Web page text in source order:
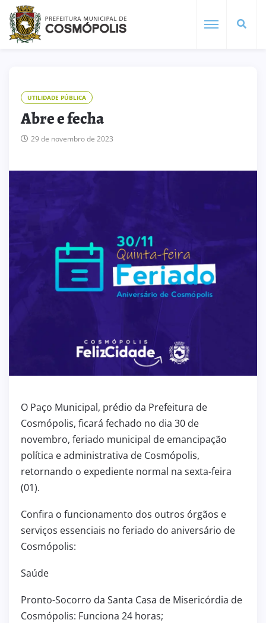
UTILIDADE PÚBLICA
Abre e fecha
29 de novembro de 2023
O Paço Municipal, prédio da Prefeitura de
Cosmópolis, ficará fechado no dia 30 de
novembro, feriado municipal de emancipação
política e administrativa de Cosmópolis,
retornando o expediente normal na sexta-feira
(01).
Confira o funcionamento dos outros órgãos e
serviços essenciais no feriado do aniversário de
Cosmópolis:
Saúde
Pronto-Socorro da Santa Casa de Misericórdia de
Cosmópolis: Funciona 24 horas;